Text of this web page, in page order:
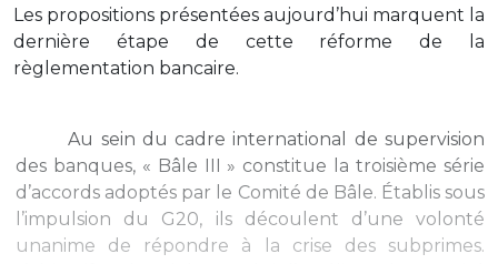
Les propositions présentées aujourd’hui marquent la
dernière étape de cette réforme de la
règlementation bancaire.
Au sein du cadre international de supervision
des banques, « Bâle III » constitue la troisième série
d’accords adoptés par le Comité de Bâle. Établis sous
l’impulsion du G20, ils découlent d’une volonté
unanime de répondre à la crise des subprimes.